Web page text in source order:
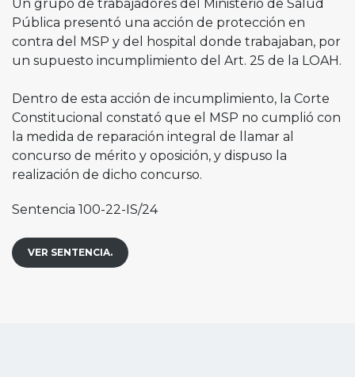
Un grupo de trabajadores del Ministerio de Salud
Pública presentó una acción de protección en
contra del MSP y del hospital donde trabajaban, por
un supuesto incumplimiento del Art. 25 de la LOAH.
Dentro de esta acción de incumplimiento, la Corte
Constitucional constató que el MSP no cumplió con
la medida de reparación integral de llamar al
concurso de mérito y oposición, y dispuso la
realización de dicho concurso.
Sentencia 100-22-IS/24
VER SENTENCIA.